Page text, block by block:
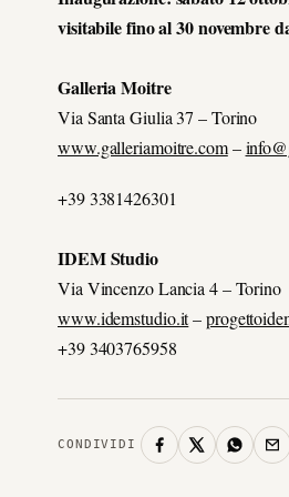
visitabile fino al 30 novembre
Galleria Moitre
Via Santa Giulia 37 – Torino
www.galleriamoitre.com–
+39 3381426301
IDEM Studio
Via Vincenzo Lancia 4 – Torino
www.idemstudio.it–
+39 3403765958
CONDIVIDI